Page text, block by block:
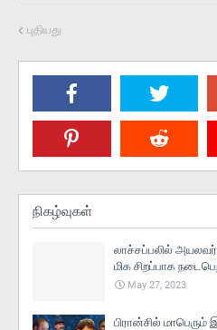
புதியது
நிகழ்வுகள்
லாச்சப்பலில் அயலவர்
மிக சிறப்பாக
May 27, 2023
பிரான்சில்